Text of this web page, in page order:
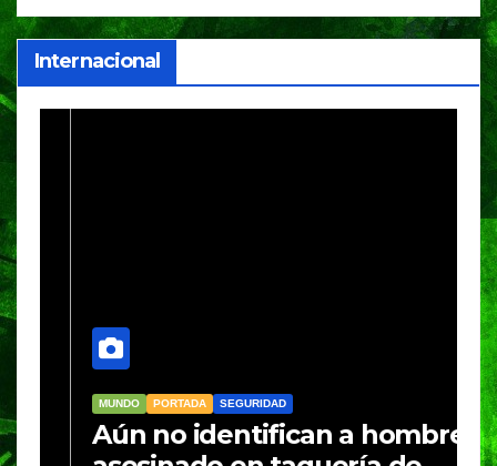
Internacional
MUNDO PORTADA SEGURIDAD
Aún no identifican a hombre